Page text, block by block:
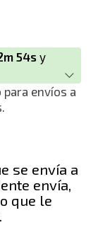
54sy
envíos a
se envía a
envía,
que le